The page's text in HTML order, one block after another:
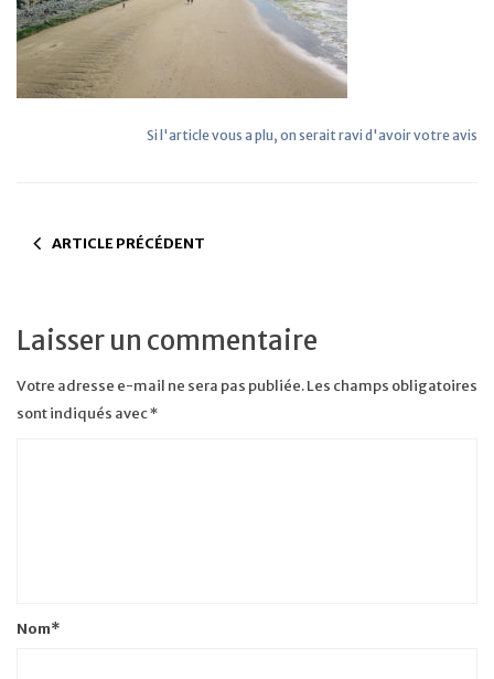
Si l'article vous a plu, on serait ravi d'avoir votre avis
ARTICLE PRÉCÉDENT
Laisser un commentaire
Votre adresse e-mail ne sera pas publiée.Les champs obligatoires
sont indiqués avec*
Nom*